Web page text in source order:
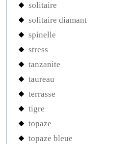
solitaire
solitaire diamant
spinelle
stress
tanzanite
taureau
terrasse
tigre
topaze
topaze bleue